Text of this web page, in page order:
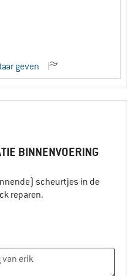
geven
BINNENVOERING
scheurtjes in de
reparen.